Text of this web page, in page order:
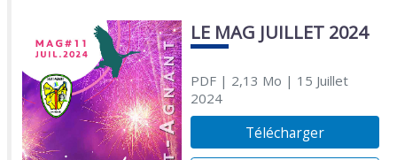
LE MAG JUILLET 2024
PDF| 2,13 Mo | 15 Juillet
2024
Télécharger